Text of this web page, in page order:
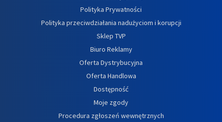
Polityka Prywatności
Polityka przeciwdziałania nadużyciom i korupcji
Sklep TVP
Biuro Reklamy
Oferta Dystrybucyjna
Oferta Handlowa
Dostępność
Moje zgody
Procedura zgłoszeń wewnętrznych